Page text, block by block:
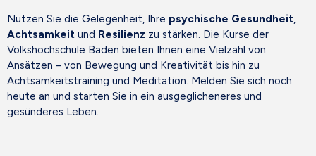
Nutzen Sie die Gelegenheit, Ihre psychische Gesundheit,
Achtsamkeit und Resilienz zu stärken. Die Kurse der
Volkshochschule Baden bieten Ihnen eine Vielzahl von
Ansätzen – von Bewegung und Kreativität bis hin zu
Achtsamkeitstraining und Meditation. Melden Sie sich noch
heute an und starten Sie in ein ausgeglicheneres und
gesünderes Leben.